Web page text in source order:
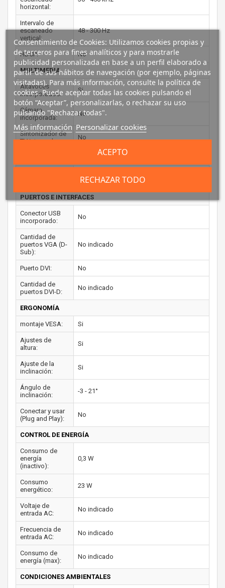
horizontal:
Intervalo de
escaneado
vertical:
48 - 300 Hz
HDCP: No
MULTIMEDIA
Altavoces
incorporados:
Si
Cámara
incorporada:
No
Sintonizador de
TV integrado:
No
Negro, Rojo
PUERTOS E INTERFACES
Conector USB
incorporado:
No
Cantidad de
puertos VGA (D-
Sub):
No indicado
Puerto DVI: No
Cantidad de
puertos DVI-D:
No indicado
ERGONOMÍA
montaje VESA: Si
Ajustes de
altura:
Si
Ajuste de la
inclinación:
Si
Ángulo de
inclinación:
-3 - 21°
Conectar y usar
(Plug and Play):
No
CONTROL DE ENERGÍA
Consumo de
energía
(inactivo):
0,3 W
Consumo
energético:
23 W
Voltaje de
entrada AC:
No indicado
Frecuencia de
entrada AC:
No indicado
Consumo de
energía (max):
No indicado
CONDICIONES AMBIENTALES
Consentimiento de Cookies: Utilizamos cookies propias y
de terceros para fines analíticos y para mostrarle
publicidad personalizada en base a un perfil elaborado a
partir de sus hábitos de navegación (por ejemplo, páginas
visitadas). Para más información, consulte la política de
cookies. Puede aceptar todas las cookies pulsando el
botón “Aceptar”, personalizarlas, o rechazar su uso
pulsando "Rechazar todas".
Más información Personalizar cookies
RECHAZAR TODO
ACEPTO